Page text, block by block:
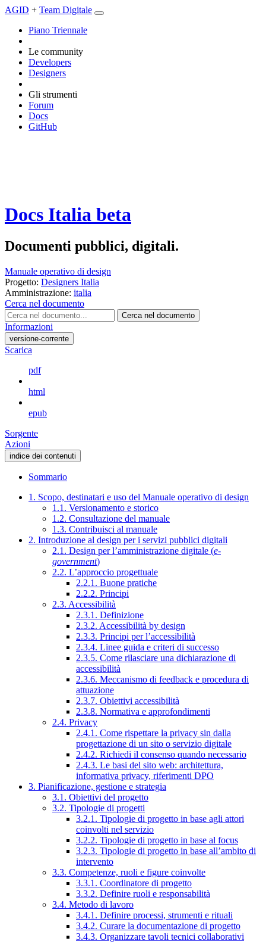
AGID + Team Digitale
Piano Triennale
Le community
Developers
Designers
Gli strumenti
Forum
Docs
GitHub
Docs Italia beta
Documenti pubblici, digitali.
Manuale operativo di design
Progetto: Designers Italia
Amministrazione: italia
Cerca nel documento
Cerca nel documento
Informazioni
versione-corrente
Scarica
pdf
html
epub
Sorgente
Azioni
indice dei contenuti
Sommario
1. Scopo, destinatari e uso del Manuale operativo di design
1.1. Versionamento e storico
1.2. Consultazione del manuale
1.3. Contribuisci al manuale
2. Introduzione al design per i servizi pubblici digitali
2.1. Design per l’amministrazione digitale (e-
government)
2.2. L’approccio progettuale
2.2.1. Buone pratiche
2.2.2. Principi
2.3. Accessibilità
2.3.1. Definizione
2.3.2. Accessibilità by design
2.3.3. Principi per l’accessibilità
2.3.4. Linee guida e criteri di successo
2.3.5. Come rilasciare una dichiarazione di
accessibilità
2.3.6. Meccanismo di feedback e procedura di
attuazione
2.3.7. Obiettivi accessibilità
2.3.8. Normativa e approfondimenti
2.4. Privacy
2.4.1. Come rispettare la privacy sin dalla
progettazione di un sito o servizio digitale
2.4.2. Richiedi il consenso quando necessario
2.4.3. Le basi del sito web: architettura,
informativa privacy, riferimenti DPO
3. Pianificazione, gestione e strategia
3.1. Obiettivi del progetto
3.2. Tipologie di progetti
3.2.1. Tipologie di progetto in base agli attori
coinvolti nel servizio
3.2.2. Tipologie di progetto in base al focus
3.2.3. Tipologie di progetto in base all’ambito di
intervento
3.3. Competenze, ruoli e figure coinvolte
3.3.1. Coordinatore di progetto
3.3.2. Definire ruoli e responsabilità
3.4. Metodo di lavoro
3.4.1. Definire processi, strumenti e rituali
3.4.2. Curare la documentazione di progetto
3.4.3. Organizzare tavoli tecnici collaborativi